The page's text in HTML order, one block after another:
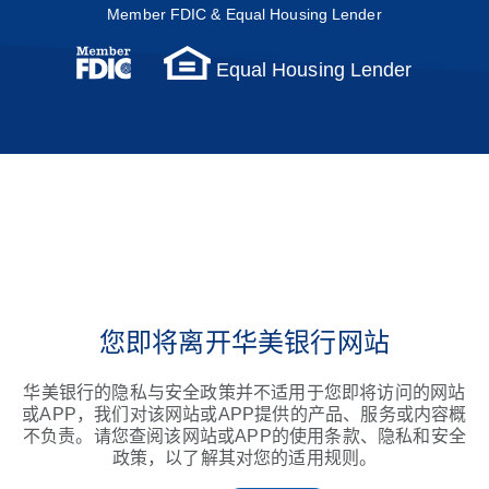
Member FDIC & Equal Housing Lender
Equal Housing Lender
您即将离开华美银行网站
华美银行的隐私与安全政策并不适用于您即将访问的网站
或APP，我们对该网站或APP提供的产品、服务或内容概
不负责。请您查阅该网站或APP的使用条款、隐私和安全
政策，以了解其对您的适用规则。